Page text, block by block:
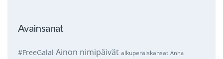
Avainsanat
#FreeGalal Ainon nimipäivät alkuperäiskansat Anna